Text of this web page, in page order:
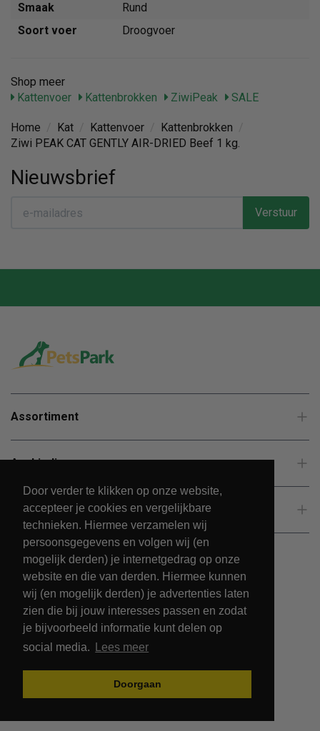
Door verder te klikken op onze website,
accepteer je cookies en vergelijkbare
technieken. Hiermee verzamelen wij
persoonsgegevens en volgen wij (en
mogelijk derden) je internetgedrag op onze
website en die van derden. Hiermee kunnen
wij (en mogelijk derden) je advertenties laten
zien die bij jouw interesses passen en zodat
je bijvoorbeeld informatie kunt delen op
social media.
Lees meer
Doorgaan
Smaak
Rund
Soort voer
Droogvoer
Shop meer
Kattenvoer
Kattenbrokken ZiwiPeak SALE
Home Kat Kattenvoer Kattenbrokken
Ziwi PEAK CAT GENTLY AIR-DRIED Beef 1 kg.
Nieuwsbrief
Verstuur
Assortiment
Aanbiedingen
Klantenservice
© 2026 - PetsPark.nl.